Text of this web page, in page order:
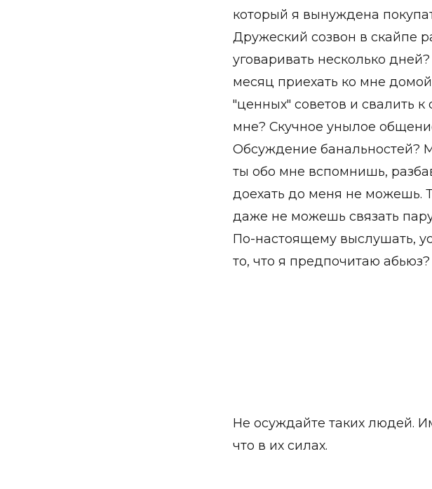
который я вынуждена
Дружеский созвон в скайпе
уговаривать несколько
месяц приехать ко мне
"ценных" советов и свалить
мне? Скучное унылое
Обсуждение банальностей?
ты обо мне вспомнишь,
доехать до меня не
даже не можешь связать
По-настоящему выслушать,
то, что я предпочитаю абьюз?
Не осуждайте таких людей.
что в их силах.